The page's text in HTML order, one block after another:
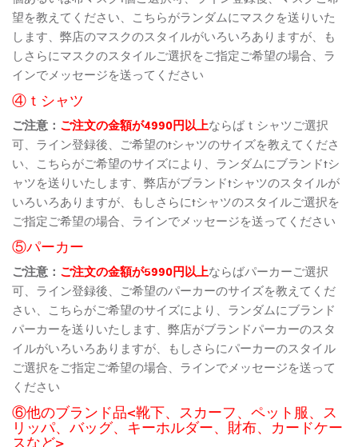
望を教えてください、こちらがランダムにマスクを送りいた
します、弊店のマスクのスタイルがいろいろありますが、も
しさらにマスクのスタイルご選択をご指定ご希望の場合、ラ
インでメッセージを送ってください
④ｔシャツ
ご注意： ご注文の金額が4990円以上ならばｔシャツご選択
可、ライン登録後、ご希望のtシャツのサイズを教えてくださ
い、こちらがご希望のサイズにより、ランダムにブランドtシ
ャツを送りいたします、弊店がブランドtシャツのスタイルが
いろいろありますが、もしさらにtシャツのスタイルご選択を
ご指定ご希望の場合、ラインでメッセージを送ってください
⑤パーカー
ご注意： ご注文の金額が5990円以上ならばパーカーご選択
可、ライン登録後、ご希望のパーカーのサイズを教えてくだ
さい、こちらがご希望のサイズにより、ランダムにブランド
パーカーを送りいたします、弊店がブランドパーカーのスタ
イルがいろいろありますが、もしさらにパーカーのスタイル
ご選択をご指定ご希望の場合、ラインでメッセージを送って
ください
⑥他のブランド品<靴下、スカーフ、ペット服、ス
リッパ、バッグ、キーホルダー、財布、カードケー
スなど>